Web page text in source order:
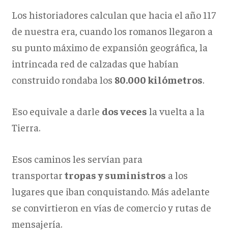
Los historiadores calculan que hacia el año 117
de nuestra era, cuando los romanos llegaron a
su punto máximo de expansión geográfica, la
intrincada red de calzadas que habían
construido rondaba los 80.000 kilómetros.
Eso equivale a darle dos veces la vuelta a la
Tierra.
Esos caminos les servían para
transportar tropas y suministros a los
lugares que iban conquistando. Más adelante
se convirtieron en vías de comercio y rutas de
mensajería.